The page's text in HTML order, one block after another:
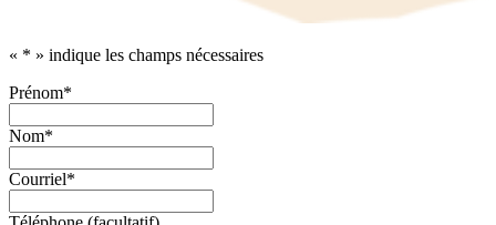
« * » indique les champs nécessaires
Prénom*
Nom*
Courriel*